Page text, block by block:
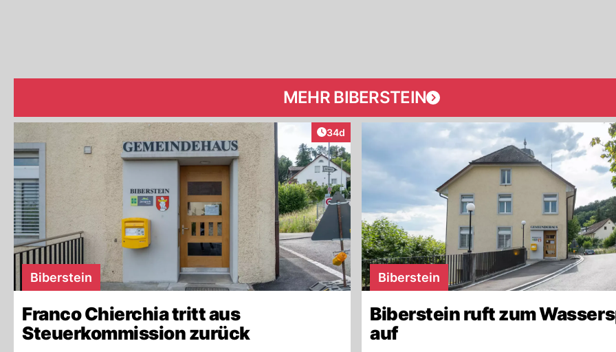
MEHR BIBERSTEIN
Artikel veröffentlicht:
34d
Biberstein
Franco Chierchia tritt aus
Steuerkommission zurück
Biberstein
Biberstein ruft zum
auf